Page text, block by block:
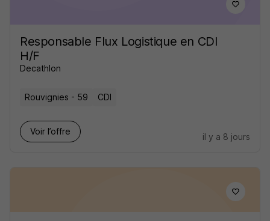
Responsable Flux Logistique en CDI
H/F
Decathlon
Rouvignies - 59 CDI
Voir l’offre
il y a 8 jours